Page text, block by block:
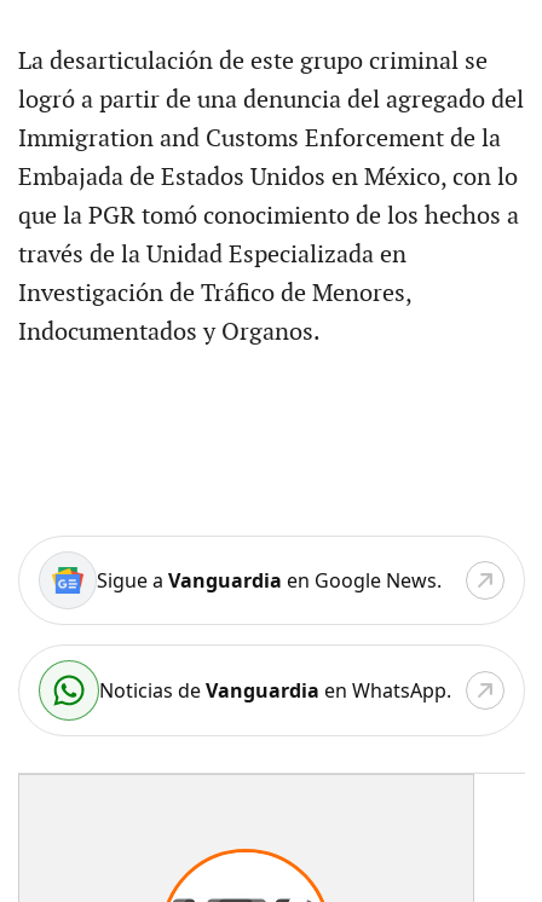
La desarticulación de este grupo criminal se
logró a partir de una denuncia del agregado del
Immigration and Customs Enforcement de la
Embajada de Estados Unidos en México, con lo
que la PGR tomó conocimiento de los hechos a
través de la Unidad Especializada en
Investigación de Tráfico de Menores,
Indocumentados y Organos.
Sigue a Vanguardia en Google News.
Noticias deVanguardia en WhatsApp.